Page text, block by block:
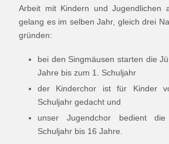
Arbeit mit Kindern und Jugendlichen
gelang es im selben Jahr, gleich drei
gründen:
bei den Singmäusen starten die
Jahre bis zum 1. Schuljahr
der Kinderchor ist für Kinder
Schuljahr gedacht und
unser Jugendchor bedient
Schuljahr bis 16 Jahre.